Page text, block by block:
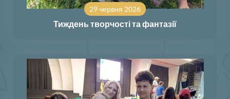
29 червня 2026
Тиждень творчості та фантазії